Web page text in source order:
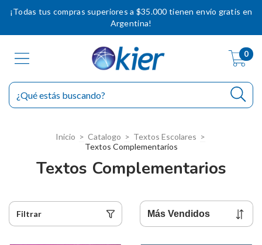
¡Todas tus compras superiores a $35.000 tienen envío gratis en
Argentina!
0
Inicio > Catalogo > Textos Escolares >
Textos Complementarios
Textos Complementarios
Filtrar